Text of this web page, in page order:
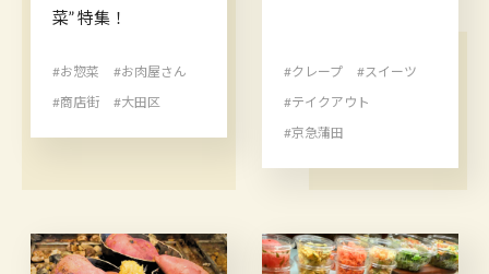
菜” 特集！
#お惣菜
#お肉屋さん
#商店街
#大田区
#クレープ
#スイーツ
#テイクアウト
#京急蒲田